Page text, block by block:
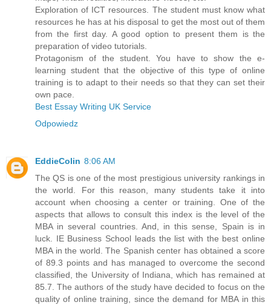
Exploration of ICT resources. The student must know what
resources he has at his disposal to get the most out of them
from the first day. A good option to present them is the
preparation of video tutorials.
Protagonism of the student. You have to show the e-
learning student that the objective of this type of online
training is to adapt to their needs so that they can set their
own pace.
Best Essay Writing UK Service
Odpowiedz
EddieColin 8:06 AM
The QS is one of the most prestigious university rankings in
the world. For this reason, many students take it into
account when choosing a center or training. One of the
aspects that allows to consult this index is the level of the
MBA in several countries. And, in this sense, Spain is in
luck. IE Business School leads the list with the best online
MBA in the world. The Spanish center has obtained a score
of 89.3 points and has managed to overcome the second
classified, the University of Indiana, which has remained at
85.7. The authors of the study have decided to focus on the
quality of online training, since the demand for MBA in this